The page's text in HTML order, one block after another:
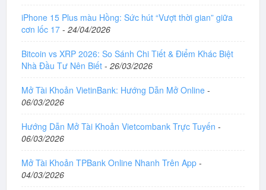
iPhone 15 Plus màu Hồng: Sức hút “Vượt thời gian” giữa
cơn lốc 17 - 24/04/2026
Bitcoin vs XRP 2026: So Sánh Chi Tiết & Điểm Khác Biệt
Nhà Đầu Tư Nên Biết - 26/03/2026
Mở Tài Khoản VietinBank: Hướng Dẫn Mở Online -
06/03/2026
Hướng Dẫn Mở Tài Khoản Vietcombank Trực Tuyến -
06/03/2026
Mở Tài Khoản TPBank Online Nhanh Trên App -
04/03/2026